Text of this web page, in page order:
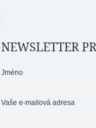
NEWSLETTER
Jméno
Vaše e-mailová adresa